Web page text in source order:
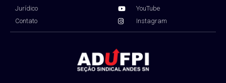
Jurídico
Contato
YouTube
Instagram